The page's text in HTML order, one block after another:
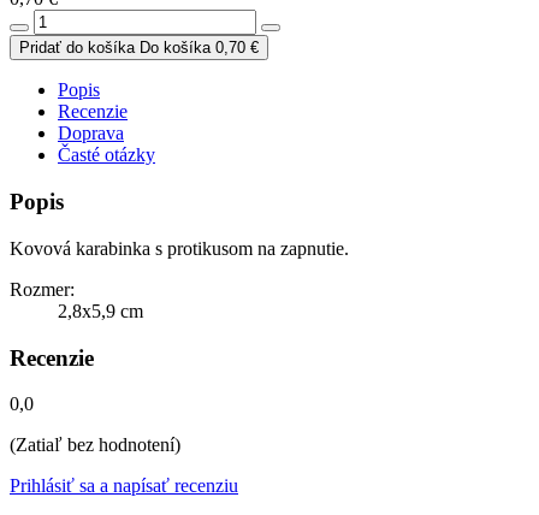
Pridať do košíka Do košíka 0,70 €
Popis
Recenzie
Doprava
Časté otázky
Popis
Kovová karabinka s protikusom na zapnutie.
Rozmer:
2,8x5,9 cm
Recenzie
0,0
(Zatiaľ bez hodnotení)
Prihlásiť sa a napísať recenziu